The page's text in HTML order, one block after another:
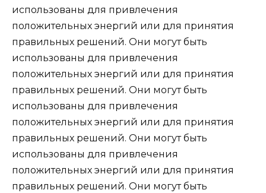
использованы для привлечения
положительных энергий или для принятия
правильных решений. Они могут быть
использованы для привлечения
положительных энергий или для принятия
правильных решений. Они могут быть
использованы для привлечения
положительных энергий или для принятия
правильных решений. Они могут быть
использованы для привлечения
положительных энергий или для принятия
правильных решений. Они могут быть